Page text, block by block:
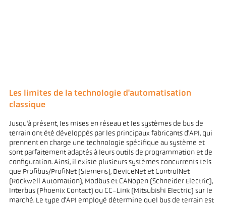
Les limites de la technologie d'automatisation
classique
Jusqu'à présent, les mises en réseau et les systèmes de bus de
terrain ont été développés par les principaux fabricants d'API, qui
prennent en charge une technologie spécifique au système et
sont parfaitement adaptés à leurs outils de programmation et de
configuration. Ainsi, il existe plusieurs systèmes concurrents tels
que Profibus/ProfiNet (Siemens), DeviceNet et ControlNet
(Rockwell Automation), Modbus et CANopen (Schneider Electric),
Interbus (Phoenix Contact) ou CC-Link (Mitsubishi Electric) sur le
marché. Le type d’API employé détermine quel bus de terrain est